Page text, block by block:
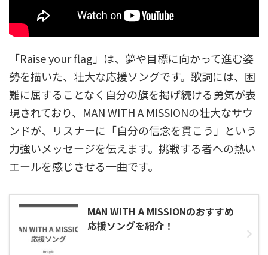
「Raise your flag」は、夢や目標に向かって進む姿
勢を描いた、壮大な応援ソングです。歌詞には、困
難に屈することなく自分の旗を掲げ続ける勇気が表
現されており、MAN WITH A MISSIONの壮大なサウ
ンドが、リスナーに「自分の信念を貫こう」という
力強いメッセージを伝えます。挑戦する者への熱い
エールを感じさせる一曲です。
MAN WITH A MISSIONのおすすめ
応援ソングを紹介！